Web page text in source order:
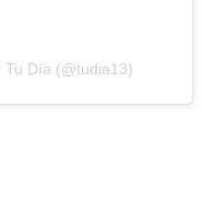
Día (@tudia13)